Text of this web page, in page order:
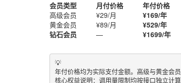
会员类型 月付价格 年付价格
高级会员
¥29/月 ¥169/年
黄金会员
¥89/月 ¥529/年
钻石会员
— ¥1699/年
💡
年付价格均为实际支付金额。高级与黄金会
核心权益说明：调用量限制均按接口独立计